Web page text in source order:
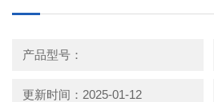
产品型号：
更新时间：2025-01-12